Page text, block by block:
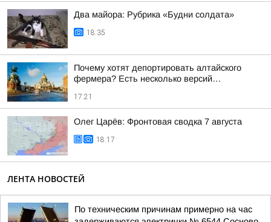
Два майора: Рубрика «Будни солдата»
18:35
Почему хотят депортировать алтайского
фермера? Есть несколько версий…
17:21
Олег Царёв: Фронтовая сводка 7 августа
18:17
ЛЕНТА НОВОСТЕЙ
По техническим причинам примерно на час